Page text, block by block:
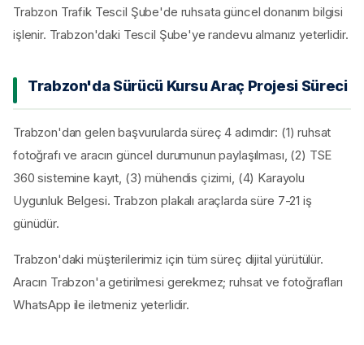
Trabzon Trafik Tescil Şube'de ruhsata güncel donanım bilgisi
işlenir. Trabzon'daki Tescil Şube'ye randevu almanız yeterlidir.
Trabzon'da Sürücü Kursu Araç Projesi Süreci
Trabzon'dan gelen başvurularda süreç 4 adımdır: (1) ruhsat
fotoğrafı ve aracın güncel durumunun paylaşılması, (2) TSE
360 sistemine kayıt, (3) mühendis çizimi, (4) Karayolu
Uygunluk Belgesi. Trabzon plakalı araçlarda süre 7-21 iş
günüdür.
Trabzon'daki müşterilerimiz için tüm süreç dijital yürütülür.
Aracın Trabzon'a getirilmesi gerekmez; ruhsat ve fotoğrafları
WhatsApp ile iletmeniz yeterlidir.